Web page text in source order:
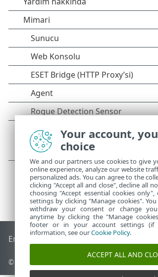
End of Life ESET Bilgi Bankası ESET
© 1992 - 2026 ESET, spol. s r.o. - Tüm hakları
Your account,
choice
We and our partners use cookies to give
online experience, analyze our website
personalized ads. You can agree to the
clicking "Accept all and close", decline all
choosing "Accept essential cookies
settings by clicking "Manage cookies".
withdraw your consent or change
anytime by clicking the "Manage
footer or in your account settings (if
information, see ourCookie Policy.
ACCEPT ALL AND